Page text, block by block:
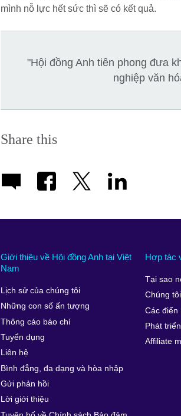
mình nỗ lực hết sức thì sẽ có kết quả.
"Hội đồng Anh tiên phong đưa
nghiệp văn
Share this
Giới thiệu về Hội đồng Anh tại Việt
Nam
Lịch sử của chúng tôi
Những con số ấn tượng
Thông cáo báo chí
Tuyển dụng
Liên hệ
Bình đẳng, đa dạng và hòa nhập
Gửi phản hồi
Lời giới thiệu
Hợp tác
Tại sao
Chúng
Các điển
Phát
Affiliate